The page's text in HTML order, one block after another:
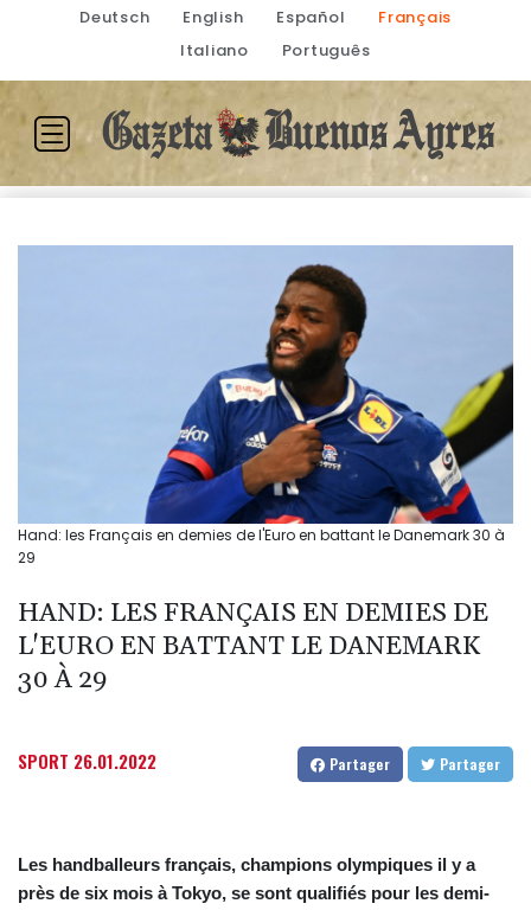
Deutsch English Español
Français
Italiano
Português
Hand: les Français en demies de l'Euro en battant le Danemark 30 à
29
HAND: LES FRANÇAIS EN DEMIES DE
L'EURO EN BATTANT LE DANEMARK
30 À 29
SPORT 26.01.2022 Partager Partager
Les handballeurs français, champions olympiques il y a
près de six mois à Tokyo, se sont qualifiés pour les demi-